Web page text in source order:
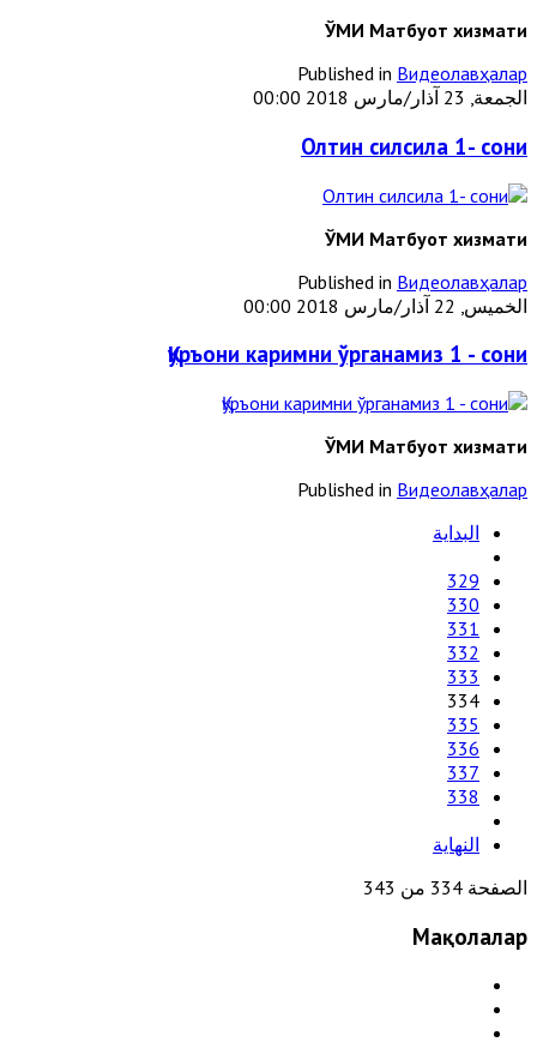
ЎМИ Матбуот хизмати
Published in Видеолавҳалар
الجمعة, 23 آذار/مارس 2018 00:00
Олтин силсила 1- сони
ЎМИ Матбуот хизмати
Published in Видеолавҳалар
الخميس, 22 آذار/مارس 2018 00:00
Қуръони каримни ўрганамиз 1 - сони
ЎМИ Матбуот хизмати
Published in Видеолавҳалар
البداية
329
330
331
332
333
334
335
336
337
338
النهاية
الصفحة 334 من 343
Мақолалар